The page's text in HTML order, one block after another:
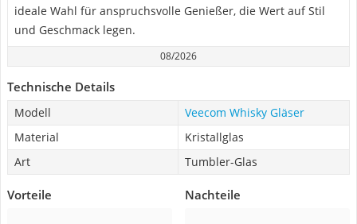
ideale Wahl für anspruchsvolle Genießer, die Wert auf Stil
und Geschmack legen.
08/2026
Technische Details
Modell
Veecom Whisky Gläser
Material
Kristallglas
Art
Tumbler-Glas
Vorteile Nachteile